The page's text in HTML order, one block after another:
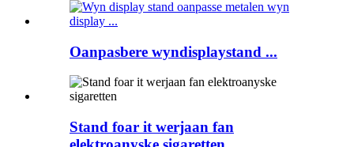
Oanpasbere wyndisplaystand ...
Stand foar it werjaan fan